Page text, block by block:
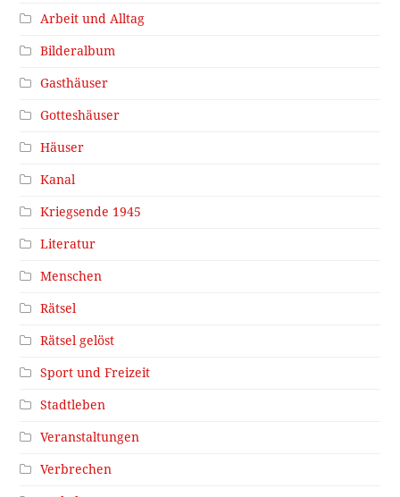
Arbeit und Alltag
Bilderalbum
Gasthäuser
Gotteshäuser
Häuser
Kanal
Kriegsende 1945
Literatur
Menschen
Rätsel
Rätsel gelöst
Sport und Freizeit
Stadtleben
Veranstaltungen
Verbrechen